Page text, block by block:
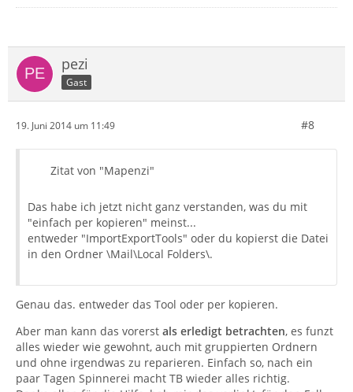
pezi
Gast
19. Juni 2014 um 11:49 #8
Zitat von "Mapenzi"
Das habe ich jetzt nicht ganz verstanden, was du mit
"einfach per kopieren" meinst...
entweder "ImportExportTools" oder du kopierst die Datei
in den Ordner \Mail\Local Folders\.
Genau das. entweder das Tool oder per kopieren.
Aber man kann das vorerst als erledigt betrachten, es funzt
alles wieder wie gewohnt, auch mit gruppierten Ordnern
und ohne irgendwas zu reparieren. Einfach so, nach ein
paar Tagen Spinnerei macht TB wieder alles richtig.